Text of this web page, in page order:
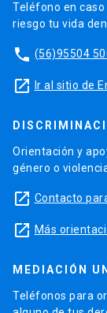
Teléfono en
riesgo tu vida
phone (56)95504
launch Ir al sitio de
Orientación y
género o
launch Contacto
launch Más
MEDIACIÓN
Teléfonos para